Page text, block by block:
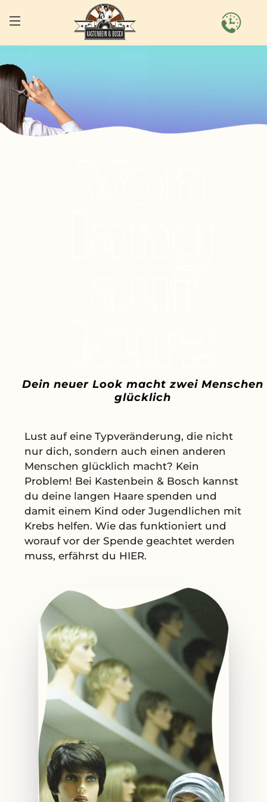
Dein neuer Look macht zwei Menschen
glücklich
Lust auf eine Typveränderung, die nicht
nur dich, sondern auch einen anderen
Menschen glücklich macht? Kein
Problem! Bei Kastenbein & Bosch kannst
du deine langen Haare spenden und
damit einem Kind oder Jugendlichen mit
Krebs helfen. Wie das funktioniert und
worauf vor der Spende geachtet werden
muss, erfährst du HIER.